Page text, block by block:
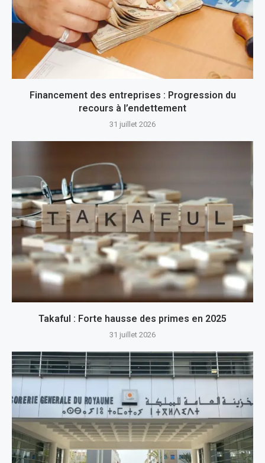
Financement des entreprises : Progression du
recours à l’endettement
31 juillet 2026
Takaful : Forte hausse des primes en 2025
31 juillet 2026